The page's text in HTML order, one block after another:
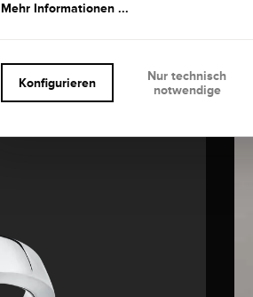
Mehr Informationen ...
Konfigurieren
Nur technisch
notwendige